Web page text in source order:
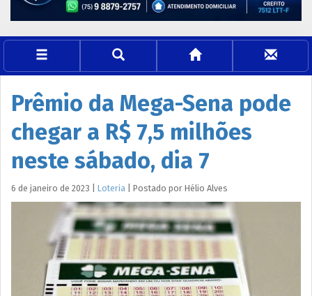
Prêmio da Mega-Sena pode
chegar a R$ 7,5 milhões
neste sábado, dia 7
6 de janeiro de 2023 Loteria Postado por Hélio Alves